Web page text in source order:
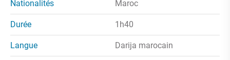
Nationalités Maroc
Durée 1h40
Langue Darija marocain